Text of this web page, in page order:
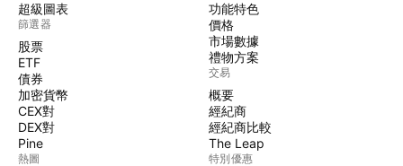
超級圖表
篩選器
股票
ETF
債券
加密貨幣
CEX對
DEX對
Pine
熱圖
功能特色
價格
市場數據
禮物方案
交易
概要
經紀商
經紀商比較
The Leap
特別優惠